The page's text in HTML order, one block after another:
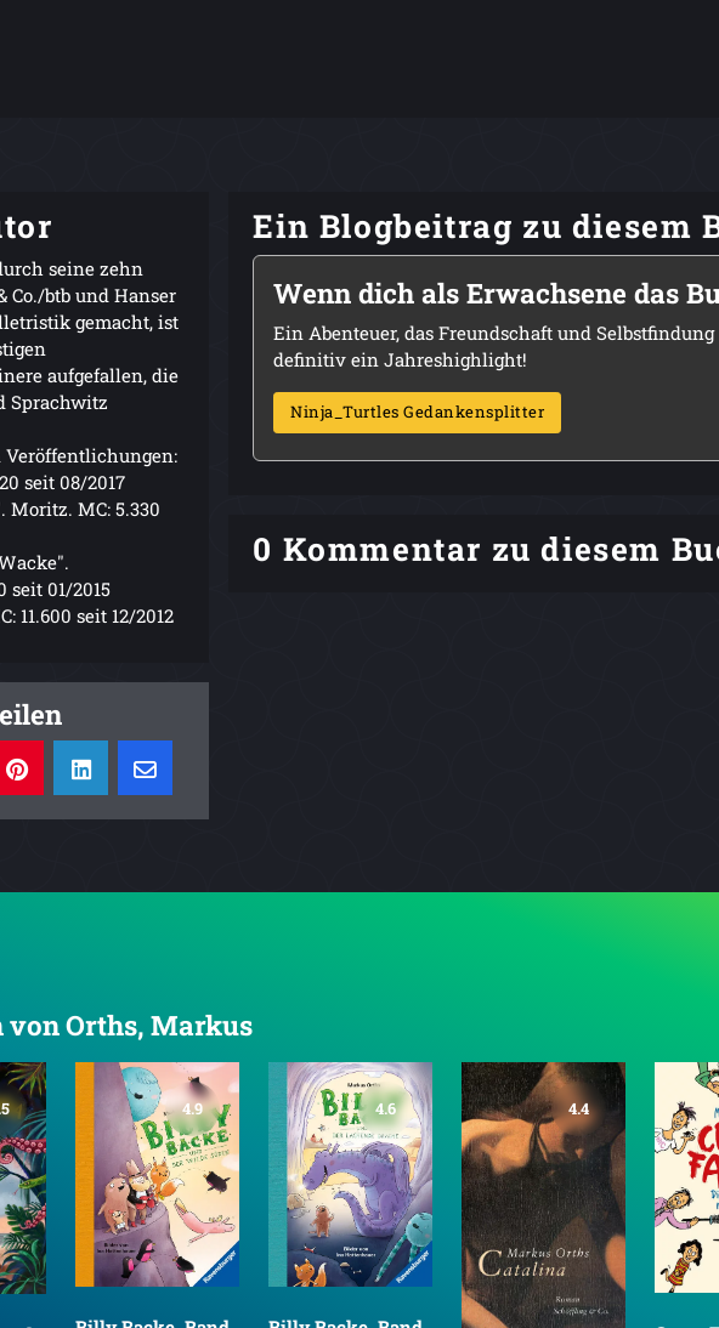
seine zehn
Co./btb und Hanser
gemacht, ist
aufgefallen, die
Sprachwitz
Veröffentlichungen:
seit 08/2017
Moritz. MC: 5.330
seit 01/2015
11.600 seit 12/2012
Ein Blogbeitrag zu diesem
Wenn dich als Erwachsene das
Ein Abenteuer, das Freundschaft und
definitiv ein Jahreshighlight!
Ninja_Turtles Gedankensplitter
0 Kommentar zu diesem
Orths, Markus
4.9 4.6 4.4